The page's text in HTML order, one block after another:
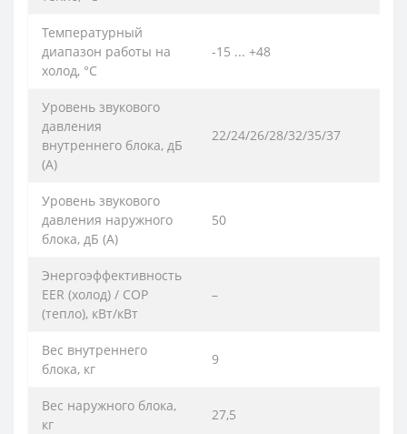
Температурный
диапазон работы на
холод, °C
-15 ... +48
Уровень звукового
давления
внутреннего блока, дБ
(А)
22/24/26/28/32/35/37
Уровень звукового
давления наружного
блока, дБ (А)
50
Энергоэффективность
EER (холод) / COP
(тепло), кВт/кВт
–
Вес внутреннего
блока, кг
9
Вес наружного блока,
кг
27,5